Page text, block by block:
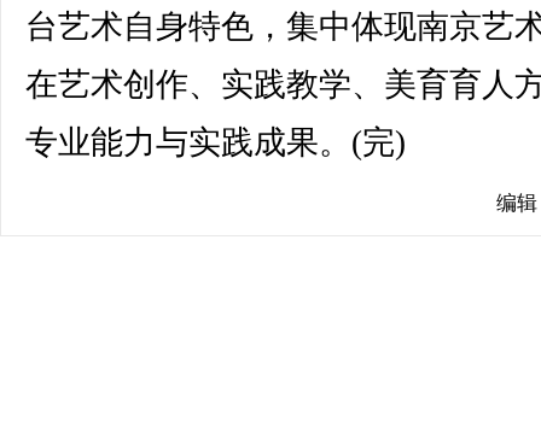
台艺术自身特色，集中体现南京艺
在艺术创作、实践教学、美育育人
专业能力与实践成果。(完)
编